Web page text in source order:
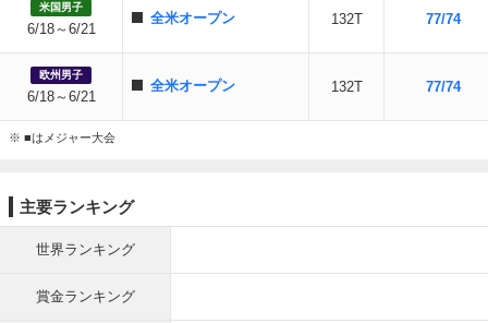
米国男子
6/18～6/21
全米オープン 132T 77/74
欧州男子
6/18～6/21
全米オープン 132T 77/74
※ ■はメジャー大会
主要ランキング
世界ランキング
賞金ランキング